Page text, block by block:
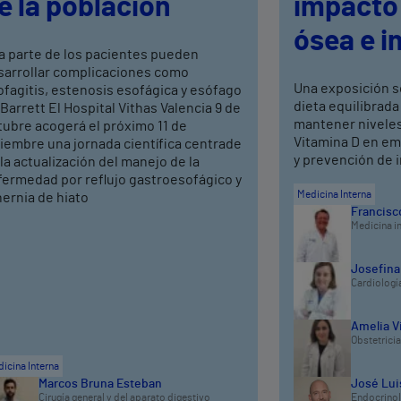
la población
parte de los pacientes pueden
complicaciones como
estenosis esofágica y esófago
El Hospital Vithas Valencia 9 de
acogerá el próximo 11 de
una jornada científica centrade
actualización del manejo de la
por reflujo gastroesofágico y
de hiato
Interna
Marcos Bruna Esteban
Cirugía general y del aparato digestivo
impacto
ósea e
Una exposición
dieta
mantener
Vitamina D en
y prevención de
Medicina Interna
Medicina
Josefina
Amelia
José